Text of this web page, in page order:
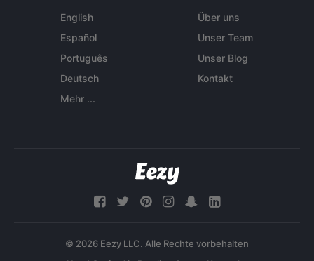
English
Español
Português
Deutsch
Mehr ...
Über uns
Unser Team
Unser Blog
Kontakt
© 2026 Eezy LLC. Alle Rechte vorbehalten